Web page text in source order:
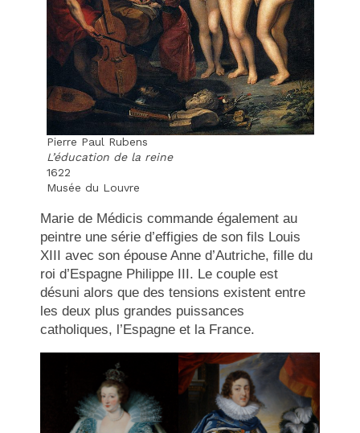
Pierre Paul Rubens
L’éducation de la reine
1622
Musée du Louvre
Marie de Médicis commande également au
peintre une série d’effigies de son fils Louis
XIII avec son épouse Anne d’Autriche, fille du
roi d’Espagne Philippe III. Le couple est
désuni alors que des tensions existent entre
les deux plus grandes puissances
catholiques, l’Espagne et la France.